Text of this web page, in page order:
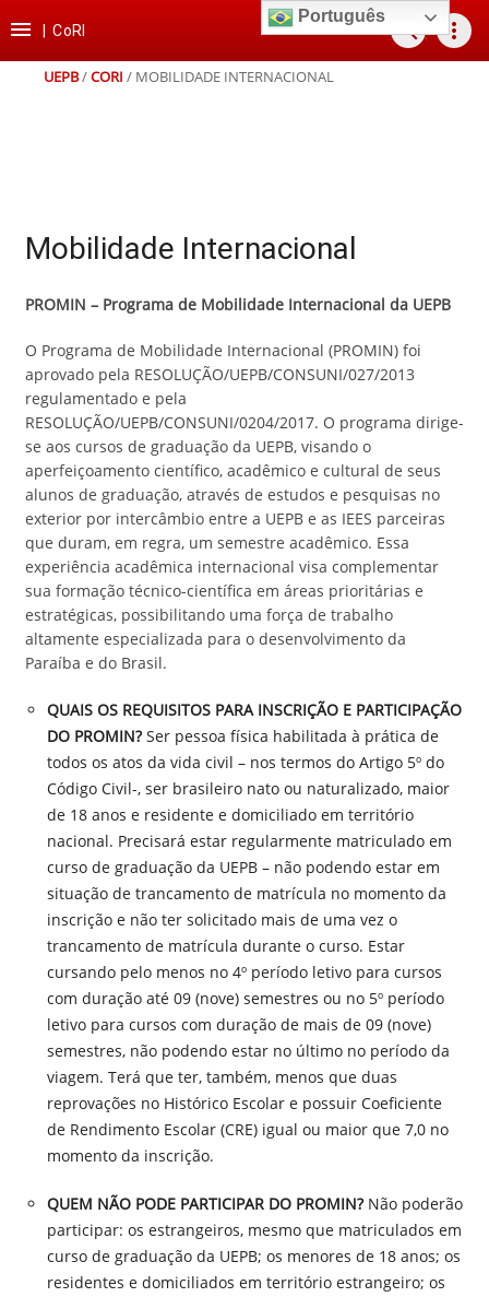
para
conteúdo
para
para
para
rodapé
 |CoRI search more_vert
UEPB/CORI / MOBILIDADE INTERNACIONAL
Mobilidade Internacional
PROMIN – Programa de Mobilidade Internacional da UEPB
O Programa de Mobilidade Internacional (PROMIN) foi
aprovado pela RESOLUÇÃO/UEPB/CONSUNI/027/2013
regulamentado e pela
RESOLUÇÃO/UEPB/CONSUNI/0204/2017. O programa dirige-
se aos cursos de graduação da UEPB, visando o
aperfeiçoamento científico, acadêmico e cultural de seus
alunos de graduação, através de estudos e pesquisas no
exterior por intercâmbio entre a UEPB e as IEES parceiras
que duram, em regra, um semestre acadêmico. Essa
experiência acadêmica internacional visa complementar
sua formação técnico-científica em áreas prioritárias e
estratégicas, possibilitando uma força de trabalho
altamente especializada para o desenvolvimento da
Paraíba e do Brasil.
QUAIS OS REQUISITOS PARA INSCRIÇÃO E PARTICIPAÇÃO
DO PROMIN? Ser pessoa física habilitada à prática de
todos os atos da vida civil – nos termos do Artigo 5º do
Código Civil-, ser brasileiro nato ou naturalizado, maior
de 18 anos e residente e domiciliado em território
nacional. Precisará estar regularmente matriculado em
curso de graduação da UEPB – não podendo estar em
situação de trancamento de matrícula no momento da
inscrição e não ter solicitado mais de uma vez o
trancamento de matrícula durante o curso. Estar
cursando pelo menos no 4º período letivo para cursos
com duração até 09 (nove) semestres ou no 5º período
letivo para cursos com duração de mais de 09 (nove)
semestres, não podendo estar no último no período da
viagem. Terá que ter, também, menos que duas
reprovações no Histórico Escolar e possuir Coeficiente
de Rendimento Escolar (CRE) igual ou maior que 7,0 no
momento da inscrição.
QUEM NÃO PODE PARTICIPAR DO PROMIN? Não poderão
participar: os estrangeiros, mesmo que matriculados em
curso de graduação da UEPB; os menores de 18 anos; os
residentes e domiciliados em território estrangeiro; os
Português